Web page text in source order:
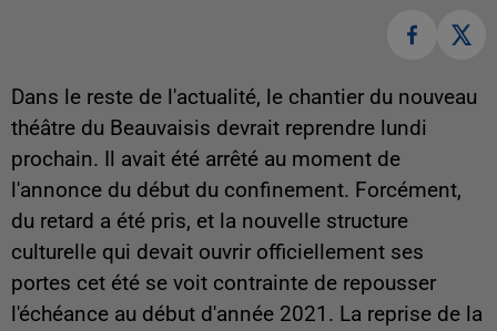
Dans le reste de l'actualité, le chantier du nouveau
théâtre du Beauvaisis devrait reprendre lundi
prochain. Il avait été arrêté au moment de
l'annonce du début du confinement. Forcément,
du retard a été pris, et la nouvelle structure
culturelle qui devait ouvrir officiellement ses
portes cet été se voit contrainte de repousser
l'échéance au début d'année 2021. La reprise de la